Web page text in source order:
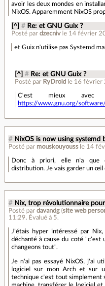
avoir les deux mondes en
NixOS. Apparemment NixOS
[^] # Re: et GNU Guix ?
Posté pardzecniv le 14 février
et Guix n'utilise pas Systemd
[^] # Re: et GNU Guix ?
Posté par RyDroid le 16 février
C'est mieux
https://www.gnu.org/
# NixOS is now using systemd
Posté par mouskouyouss le 14
Donc à priori, elle n'a que
distribution. Je vais garder un œil
# Nix, trop révolutionnaire
Posté par davandg (site web
11:29. Évalué à 5.
J'étais hyper intéressé par
déchanté à cause du coté "c'est
changeons tout".
Je n'ai pas essayé NixOS, j'ai
logiciel sur mon Arch et sur
technique c'est tout simplement